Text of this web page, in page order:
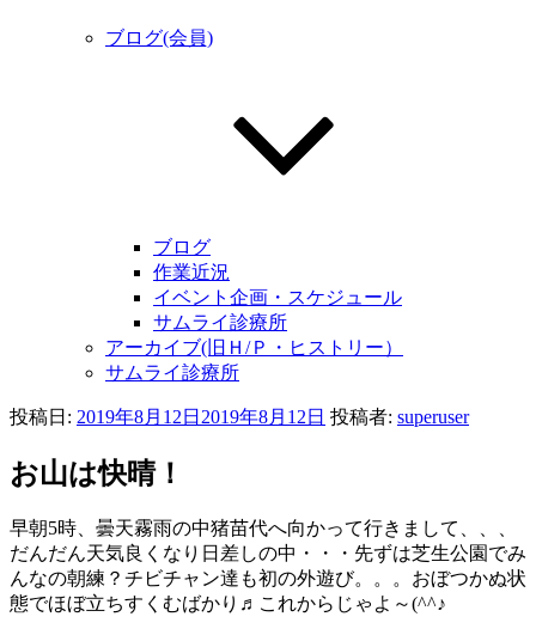
ブログ(会員)
ブログ
作業近況
イベント企画・スケジュール
サムライ診療所
アーカイブ(旧Ｈ/Ｐ・ヒストリー）
サムライ診療所
投稿日: 2019年8月12日 2019年8月12日 投稿者: superuser
お山は快晴！
早朝5時、曇天霧雨の中猪苗代へ向かって行きまして、、、
だんだん天気良くなり日差しの中・・・先ずは芝生公園でみ
んなの朝練？チビチャン達も初の外遊び。。。おぼつかぬ状
態でほぼ立ちすくむばかり♬これからじゃよ～(^^♪